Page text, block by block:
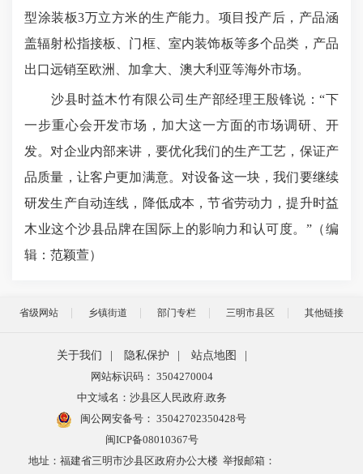
型涂装板3万立方米的生产能力。项目投产后，产品涵
盖辐射松指接板、门框、室内装饰板等多个品类，产品
出口远销至欧洲、加拿大、澳大利亚等海外市场。
沙县时益木竹有限公司生产部经理王殷锋说：“下
一步重心会开发市场，加大这一方面的市场调研、开
发。对企业内部来讲，要优化我们的生产工艺，保证产
品质量，让客户更加满意。对设备这一块，我们要继续
研发生产自动连线，降低成本，节省劳动力，提升时益
木业这个沙县品牌在国际上的影响力和认可度。”（编
辑：范颖萱）
省级网站 乡镇街道 部门专栏 三明市县区 其他链接
关于我们 隐私保护 站点地图
网站标识码： 3504270004
中文域名：沙县区人民政府.政务
闽公网安备号： 35042702350428号
闽ICP备08010367号
地址：福建省三明市沙县区政府办公大楼 举报邮箱：